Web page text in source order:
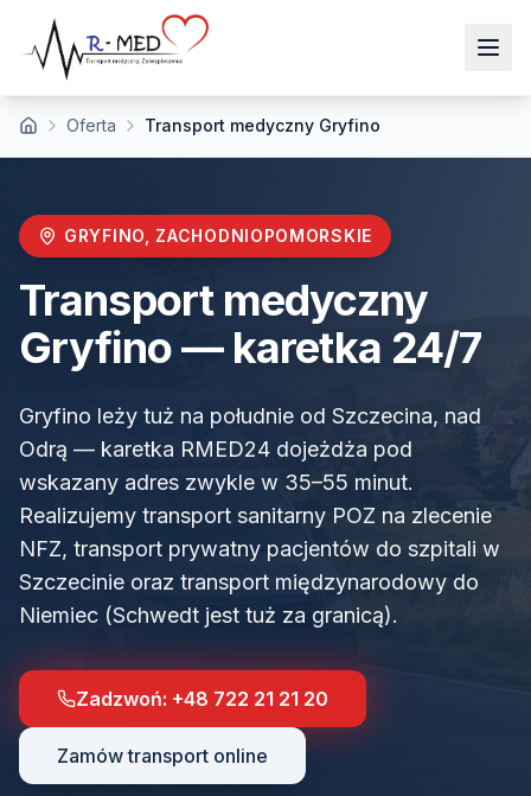
Strona główna
Oferta Transport medyczny Gryfino
GRYFINO ZACHODNIOPOMORSKIE
Transport medyczny
Gryfino— karetka 24/7
Gryfino leży tuż na południe od Szczecina, nad
Odrą — karetka RMED24 dojeżdża pod
wskazany adres zwykle w 35–55 minut.
Realizujemy transport sanitarny POZ na zlecenie
NFZ, transport prywatny pacjentów do szpitali w
Szczecinie oraz transport międzynarodowy do
Niemiec (Schwedt jest tuż za granicą).
Zadzwoń: +48 722 21 21 20
Zamów transport online